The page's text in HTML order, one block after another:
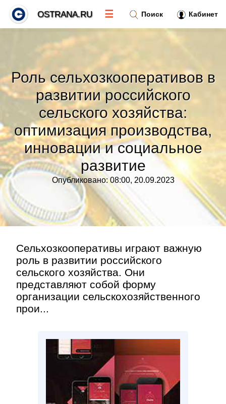
Роль сельхозкооперативов в
развитии российского
сельского хозяйства:
оптимизация производства,
инновации и социальное
развитие
Опубликовано: 08:00, 20.09.2023
Сельхозкооперативы играют важную
роль в развитии российского
сельского хозяйства. Они
представляют собой форму
организации сельскохозяйственного
прои...
Поиск Кабинет
OSTRANA.RU ☰
Новости
Тренды новостей»
Рубрики»
Правила »
»